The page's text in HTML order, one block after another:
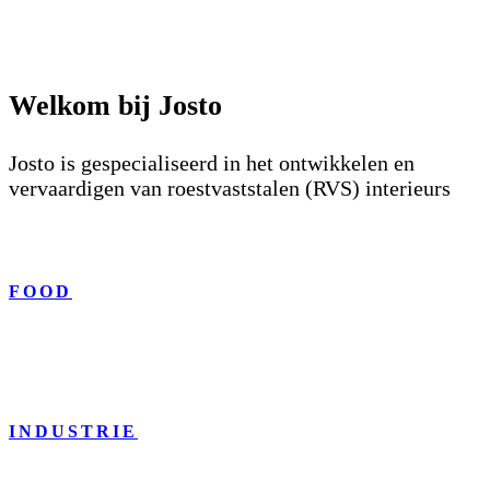
Welkom bij Josto
Josto is gespecialiseerd in het ontwikkelen en
vervaardigen van roestvaststalen (RVS) interieurs
FOOD
INDUSTRIE